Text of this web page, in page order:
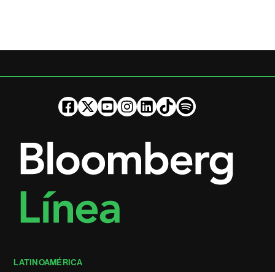
LATINOAMÉRICA